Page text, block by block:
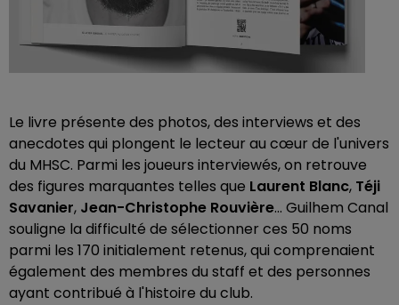
Le livre présente des photos, des interviews et des
anecdotes qui plongent le lecteur au cœur de l'univers
du MHSC. Parmi les joueurs interviewés, on retrouve
des figures marquantes telles que Laurent Blanc, Téji
Savanier, Jean-Christophe Rouvière... Guilhem Canal
souligne la difficulté de sélectionner ces 50 noms
parmi les 170 initialement retenus, qui comprenaient
également des membres du staff et des personnes
ayant contribué à l'histoire du club.